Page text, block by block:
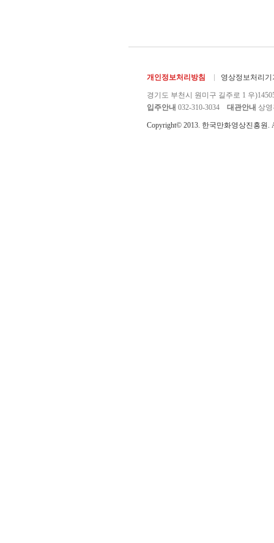
개인정보처리방침 영상정보처리기
경기도 부천시 원미구 길주로 1 우
입주안내 032-310-3034 대관안내 상영
Copyright© 2013. 한국만화영상진흥원.